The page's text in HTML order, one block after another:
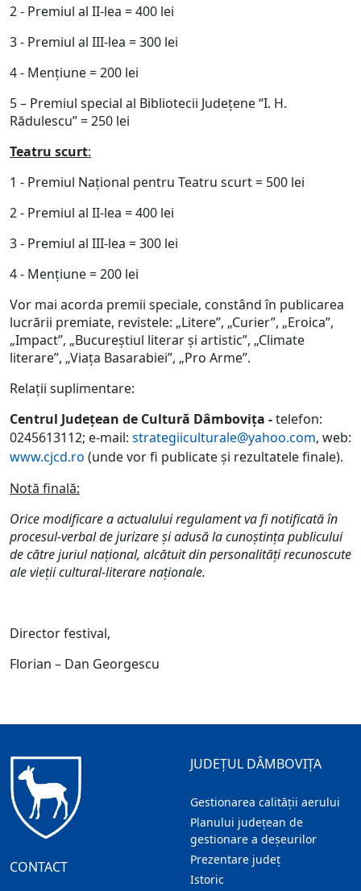
2 - Premiul al II-lea = 400 lei
3 - Premiul al III-lea = 300 lei
4 - Menţiune = 200 lei
5 – Premiul special al Bibliotecii Județene “I. H.
Rădulescu” = 250 lei
Teatru scurt:
1 - Premiul Naţional pentru Teatru scurt = 500 lei
2 - Premiul al II-lea = 400 lei
3 - Premiul al III-lea = 300 lei
4 - Menţiune = 200 lei
Vor mai acorda premii speciale, constând în publicarea
lucrării premiate, revistele: „Litere”, „Curier”, „Eroica”,
„Impact”, „Bucureştiul literar şi artistic”, „Climate
literare”, „Viaţa Basarabiei”, „Pro Arme”.
Relaţii suplimentare:
Centrul Judeţean de Cultură Dâmboviţa -telefon:
0245613112; e-mail: strategiiculturale@yahoo.com, web:
www.cjcd.ro (unde vor fi publicate şi rezultatele finale).
Notă finală:
Orice modificare a actualului regulament va fi notificată în
procesul-verbal de jurizare şi adusă la cunoştinţa publicului
de către juriul naţional, alcătuit din personalităţi recunoscute
ale vieţii cultural-literare naţionale.
Director festival,
Florian – Dan Georgescu
CONTACT
JUDEȚUL DÂMBOVIȚA
Gestionarea calității aerului
Planului județean de
gestionare a deșeurilor
Prezentare judeţ
Istoric